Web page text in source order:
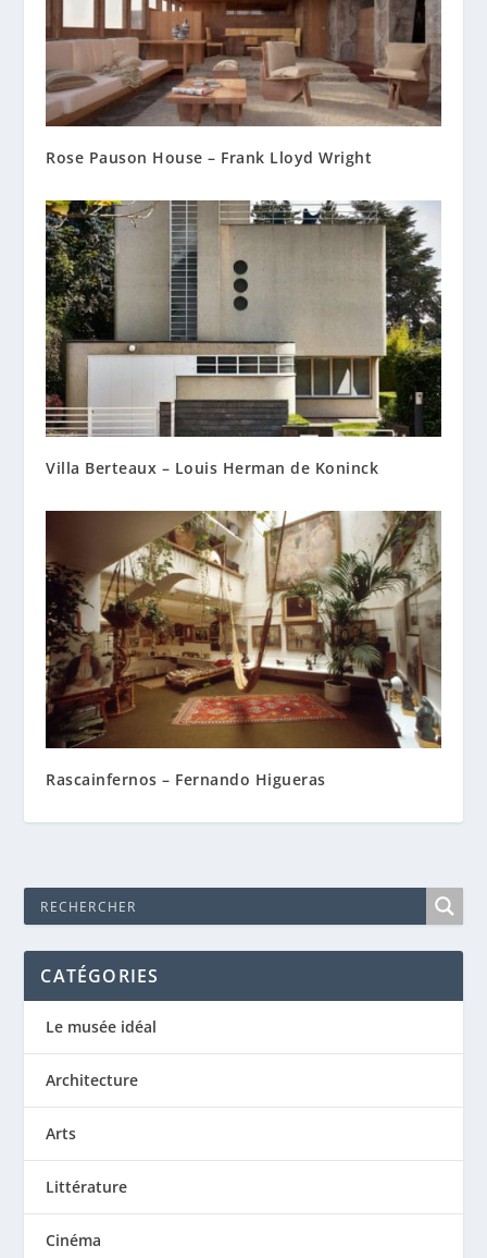
Rose Pauson House – Frank Lloyd Wright
Villa Berteaux – Louis Herman de Koninck
Rascainfernos – Fernando Higueras
CATÉGORIES
Le musée idéal
Architecture
Arts
Littérature
Cinéma